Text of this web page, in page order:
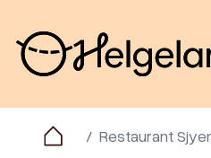
Restaurant